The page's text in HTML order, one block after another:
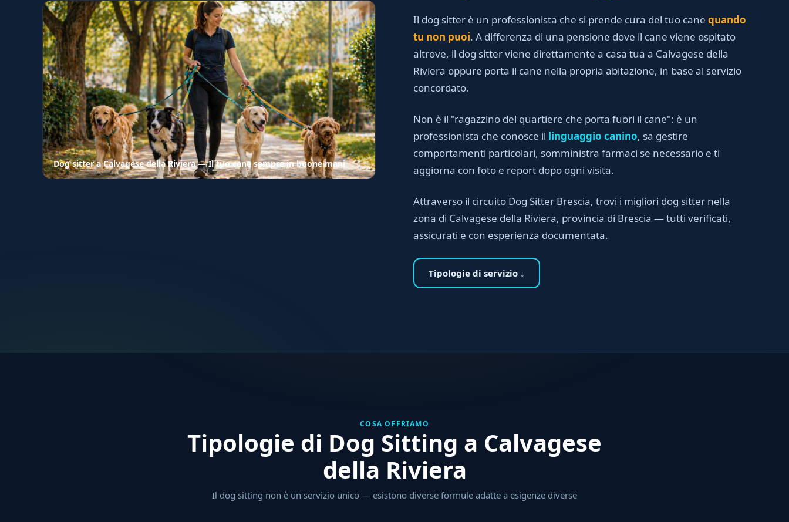
Dog sitter a Calvagese della Riviera — Il tuo cane sempre in buone mani
Il dog sitter è un professionista che si prende cura del tuo cane quando
tu non puoi. A differenza di una pensione dove il cane viene ospitato
altrove, il dog sitter viene direttamente a casa tua a Calvagese della
Riviera oppure porta il cane nella propria abitazione, in base al servizio
concordato.
Non è il "ragazzino del quartiere che porta fuori il cane": è un
professionista che conosce il linguaggio canino, sa gestire
comportamenti particolari, somministra farmaci se necessario e ti
aggiorna con foto e report dopo ogni visita.
Attraverso il circuito Dog Sitter Brescia, trovi i migliori dog sitter nella
zona di Calvagese della Riviera, provincia di Brescia — tutti verificati,
assicurati e con esperienza documentata.
Tipologie di servizio ↓
COSA OFFRIAMO
Tipologie di Dog Sitting a Calvagese
della Riviera
Il dog sitting non è un servizio unico — esistono diverse formule adatte a esigenze diverse